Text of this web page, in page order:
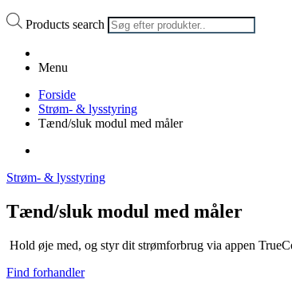
Products search
Menu
Forside
Strøm- & lysstyring
Tænd/sluk modul med måler
Strøm- & lysstyring
Tænd/sluk modul med måler
Hold øje med, og styr dit strømforbrug via appen
Find forhandler